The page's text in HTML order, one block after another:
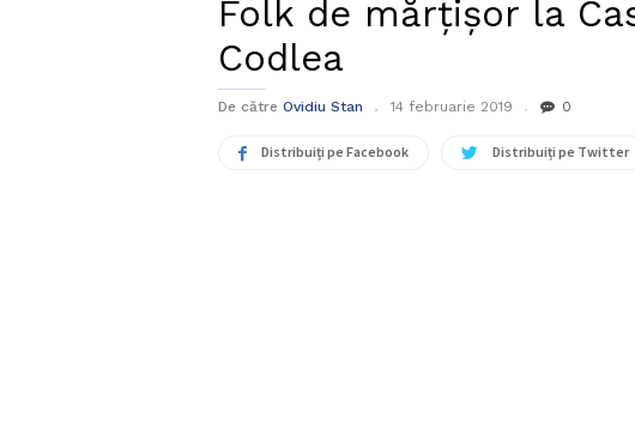
Folk de mărțișor la
Codlea
De către Ovidiu Stan 14 februarie 2019 0
Distribuiți pe Facebook Distribuiți pe Twitter